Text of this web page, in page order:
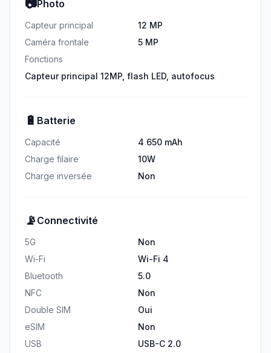
📷Photo
Capteur principal
12 MP
Caméra frontale
5 MP
Fonctions
Capteur principal 12MP, flash LED, autofocus
🔋 Batterie
Capacité
4 650 mAh
Charge filaire
10W
Charge inversée
Non
📡 Connectivité
5G
Non
Wi-Fi
Wi-Fi 4
Bluetooth
5.0
NFC
Non
Double SIM
Oui
eSIM
Non
USB
USB-C 2.0